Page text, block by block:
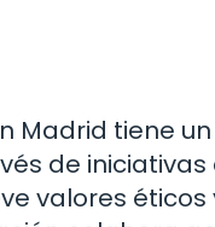
Madrid tiene
de iniciativas
valores éticos